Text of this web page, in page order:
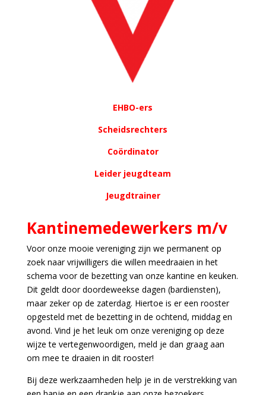
EHBO-ers
Scheidsrechters
Coördinator
Leider jeugdteam
Jeugdtrainer
Kantinemedewerkers m/v
Voor onze mooie vereniging zijn we permanent op
zoek naar vrijwilligers die willen meedraaien in het
schema voor de bezetting van onze kantine en keuken.
Dit geldt door doordeweekse dagen (bardiensten),
maar zeker op de zaterdag. Hiertoe is er een rooster
opgesteld met de bezetting in de ochtend, middag en
avond. Vind je het leuk om onze vereniging op deze
wijze te vertegenwoordigen, meld je dan graag aan
om mee te draaien in dit rooster!
Bij deze werkzaamheden help je in de verstrekking van